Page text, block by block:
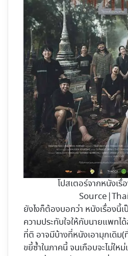
โปสเตอร์จากหนังเรื่
ยังไงก็ต้องบอกว่า หนังเรื่องนี้
ความประทับใจให้กับนายแพทไ
ที่ติ อาจมีบ้างที่หนังเอามุกเดิม(
ขยี้ซ้ำในภาคนี้ จนเกือบจะไม่ใ